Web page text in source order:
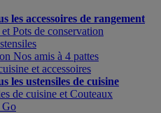
les accessoires de rangement
Pots de conservation
Nos amis à 4 pattes
et accessoires
les ustensiles de cuisine
de cuisine et Couteaux
Go